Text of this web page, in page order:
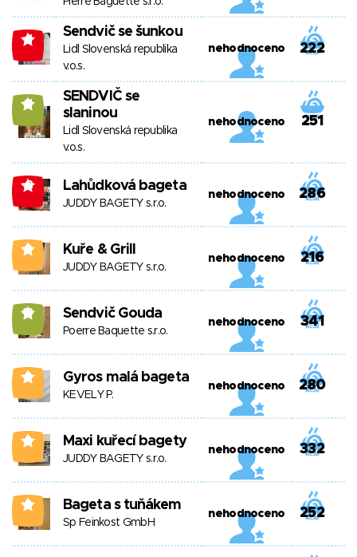
-1 Sendvič se šunkou
Lidl Slovenská republika
v.o.s.
nehodnoceno 222
11
SENDVIČ se
slaninou
Lidl Slovenská republika
v.o.s.
nehodnoceno 251
-2 Lahůdková bageta
JUDDY BAGETY s.r.o.
nehodnoceno 286
0 Kuře & Grill
JUDDY BAGETY s.r.o.
nehodnoceno 216
13 Sendvič Gouda
Poerre Baquette s.r.o.
nehodnoceno 341
3 Gyros malá bageta
KEVELY P.
nehodnoceno 280
2 Maxi kuřecí bagety
JUDDY BAGETY s.r.o.
nehodnoceno 332
2 Bageta s tuňákem
Sp Feinkost GmbH
nehodnoceno 252